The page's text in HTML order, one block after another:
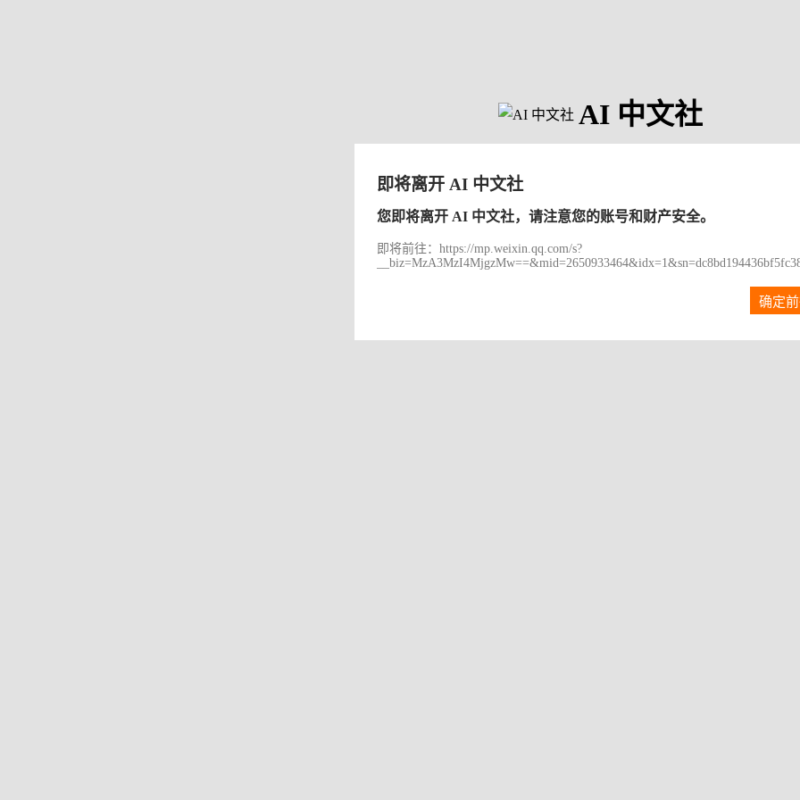
AI 中文社
即将离开 AI 中文社
您即将离开 AI 中文社，请注意您的账号和财产安全。
即将前往：https://mp.weixin.qq.com/s?
确定